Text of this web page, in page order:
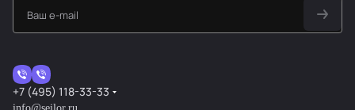
+7 (495) 118-33-33